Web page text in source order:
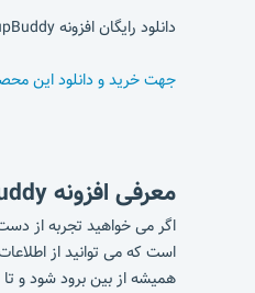
دانلود رایگان افزونه BackupBuddy، افزونه پشتیبان گیری بک آپ بادی
جهت خرید و دانلود این
معرفی افزونه BackupBuddy
اگر می خواهید تجربه از
است که می توانید از
همیشه از بین برود شود و